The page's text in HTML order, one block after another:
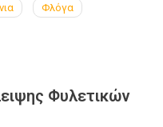
Φλόγα
Φυλετικών